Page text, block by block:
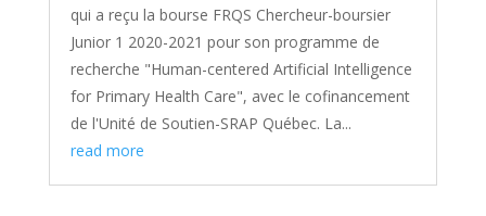
qui a reçu la bourse FRQS Chercheur-boursier
Junior 1 2020-2021 pour son programme de
recherche "Human-centered Artificial Intelligence
for Primary Health Care", avec le cofinancement
de l'Unité de Soutien-SRAP Québec. La...
read more